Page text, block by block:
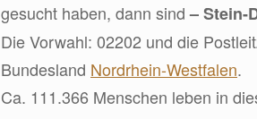
gesucht haben, dann sind– Stein-
Die Vorwahl: 02202 und die
Bundesland Nordrhein-Westfalen.
Ca. 111.366 Menschen leben in